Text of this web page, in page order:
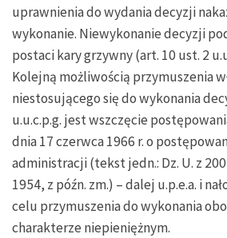
uprawnienia do wydania decyzji
wykonanie. Niewykonanie decyzji
postaci kary grzywny (art. 10 ust. 2
Kolejną możliwością przymuszenia
niestosującego się do wykonania
u.u.c.p.g. jest wszczęcie
dnia 17 czerwca 1966 r. o
administracji (tekst jedn.: Dz. U. z
1954, z późn. zm.) – dalej u.p.e.a. i
celu przymuszenia do wykonania
charakterze niepieniężnym.